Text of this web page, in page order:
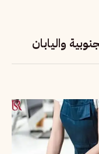
واليابان